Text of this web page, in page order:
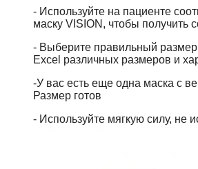
- Используйте на пациенте
маску VISION, чтобы получить
- Выберите правильный
Excel различных размеров и
-У вас есть еще одна маска с
Размер готов
- Используйте мягкую силу, не